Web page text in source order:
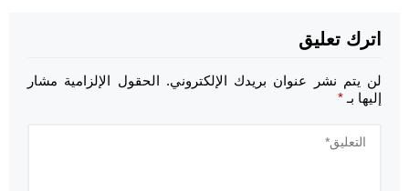
اترك تعليق
لن يتم نشر عنوان بريدك الإلكتروني. الحقول الإلزامية مشار
إليها بـ *